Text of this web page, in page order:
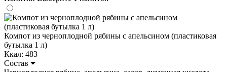
Компот из черноплодной рябины с апельсином (пластиковая
бутылка 1 л)
Ккал: 483
Состав